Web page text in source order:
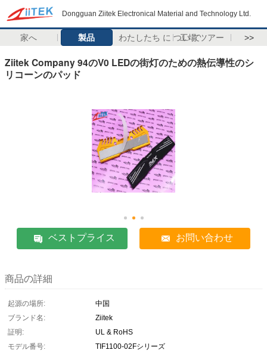
Dongguan Ziitek Electronical Material and Technology Ltd.
家へ 製品 わたしたち に つい て工場 ツアー >>
Ziitek Company 94のV0 LEDの街灯のための熱伝導性のシ
リコーンのパッド
ベストプライス お問い合わせ
商品の詳細
起源の場所:
中国
ブランド名:
Ziitek
証明:
UL & RoHS
モデル番号:
TIF1100-02Fシリーズ